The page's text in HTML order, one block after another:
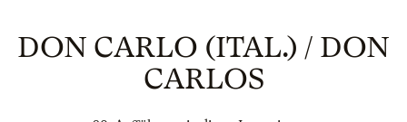
DON CARLO (ITAL.) / DON
CARLOS